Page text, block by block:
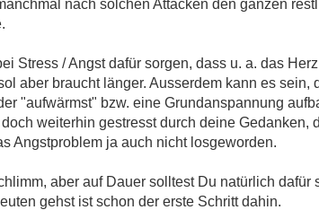
nach solchen Attacken den ganzen
Stress / Angst dafür sorgen, dass u. a. das
aber braucht länger. Ausserdem kann es sein,
"aufwärmst" bzw. eine Grundanspannung
weiterhin gestresst durch deine Gedanken,
Angstproblem ja auch nicht losgeworden.
aber auf Dauer solltest Du natürlich dafür
gehst ist schon der erste Schritt dahin.